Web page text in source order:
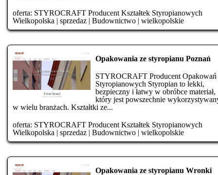
oferta: STYROCRAFT Producent Kształtek Styropianowych
Wielkopolska | sprzedaz | Budownictwo | wielkopolskie
Opakowania ze styropianu Poznań
STYROCRAFT Producent Opakowań
Styropianowych Styropian to lekki,
bezpieczny i łatwy w obróbce materiał,
który jest powszechnie
w wielu branżach. Kształtki ze...
oferta: STYROCRAFT Producent Kształtek Styropianowych
Wielkopolska | sprzedaz | Budownictwo | wielkopolskie
Opakowania ze styropianu Wronki